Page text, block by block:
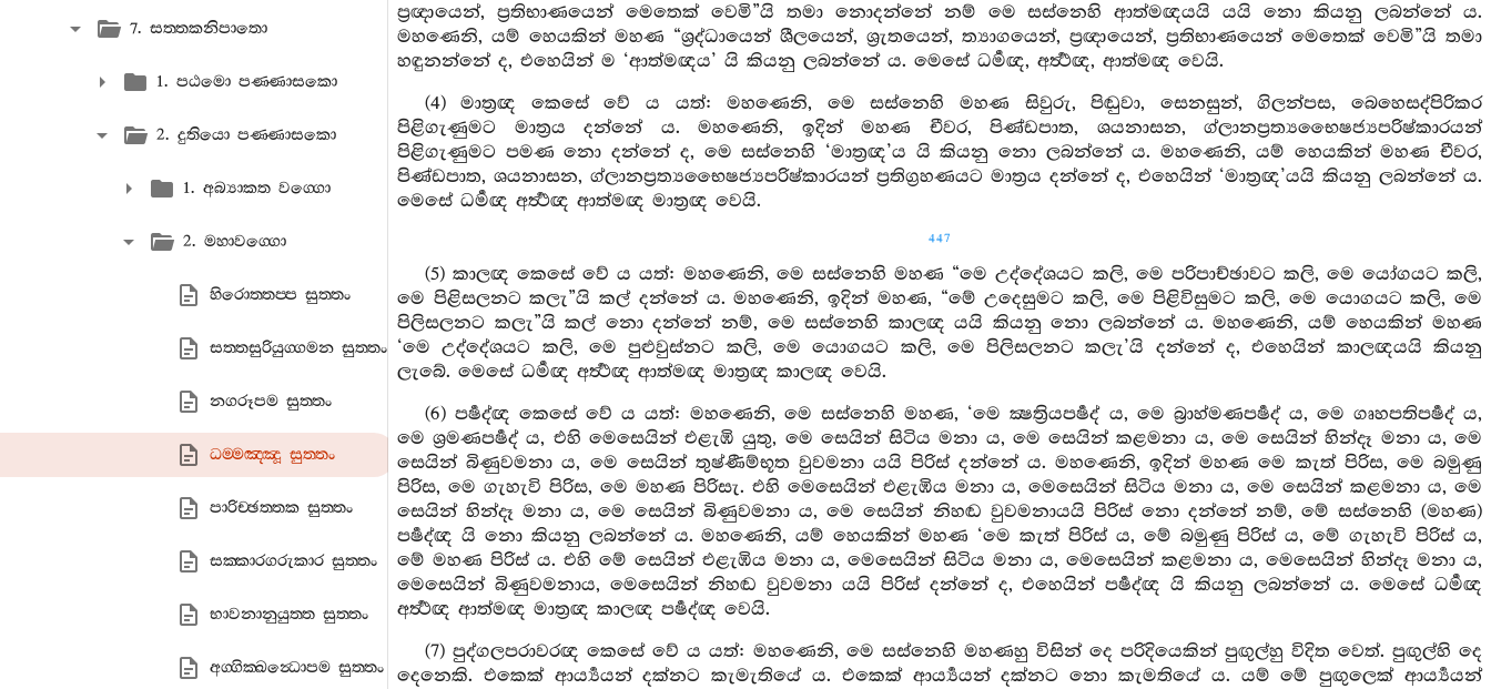
7. සත‍්තකනිපාතො
1. පඨමො පණ‍්ණාසකො
2. දුතියො පණ‍්ණාසකො
1. අබ්‍යාකත වග‍්ගො
2. මහාවග‍්ගො
හිරොත‍්තප‍්ප සුත‍්තං
සත‍්තසුරියුග‍්ගමන සුත‍්තං
නගරූපම සුත‍්තං
ධම‍්මඤ‍්ඤූ සුත‍්තං
පාරිච‍්ඡත‍්තක සුත‍්තං
සක‍්කාරගරුකාර සුත‍්තං
භාවනානුයුත‍්ත සුත‍්තං
අග‍්ගික‍්ඛන්‍ධොපම සුත‍්තං
ප්‍රඥායෙන්, ප්‍රතිභාණයෙන් මෙතෙක් වෙමි”යි තමා නොදන්නේ නම් මෙ සස්නෙහි ආත්මඥයයි යයි නො කියනු ලබන්නේ ය.
මහණෙනි, යම් හෙයකින් මහණ “ශ්‍රද්ධායෙන් ශීලයෙන්, ශ්‍රැතයෙන්, ත්‍යාගයෙන්, ප්‍රඥායෙන්, ප්‍රතිභාණයෙන් මෙතෙක් වෙමි”යි තමා
හඳුනන්නේ ද, එහෙයින් ම ‘ආත්මඥය’ යි කියනු ලබන්නේ ය. මෙසේ ධර්‍මඥ, අර්‍ත්‍ථඥ, ආත්මඥ වෙයි.
(4) මාත්‍රඥ කෙසේ වේ ය යත්: මහණෙනි, මෙ සස්නෙහි මහණ සිවුරු, පිඬුවා, සෙනසුන්, ගිලන්පස, බෙහෙසද්පිරිකර
පිළිගැණුමට මාත්‍රය දන්නේ ය. මහණෙනි, ඉදින් මහණ චීවර, පිණ්ඩපාත, ශයනාසන, ග්ලානප්‍රත්‍යභෛෂජ්‍යපරිෂ්කාරයන්
පිළිගැණුමට පමණ නො දන්නේ ද, මෙ සස්නෙහි ‘මාත්‍රඥ’ය යි කියනු නො ලබන්නේ ය. මහණෙනි, යම් හෙයකින් මහණ චීවර,
පිණ්ඩපාත, ශයනාසන, ග්ලානප්‍රත්‍යභෛෂජ්‍යපරිෂ්කාරයන් ප්‍රතිග්‍රහණයට මාත්‍රය දන්නේ ද, එහෙයින් ‘මාත්‍රඥ’යයි කියනු ලබන්නේ ය.
මෙසේ ධර්‍මඥ අර්‍ත්‍ථඥ ආත්මඥ මාත්‍රඥ වෙයි.
447
(5) කාලඥ කෙසේ වේ ය යත්: මහණෙනි, මෙ සස්නෙහි මහණ “මෙ උද්දේශයට කලි, මෙ පරිපාච්ඡාවට කලි, මෙ යෝගයට කලි,
මෙ පිළිසලනට කලැ”යි කල් දන්නේ ය. මහණෙනි, ඉදින් මහණ, “මේ උදෙසුමට කලි, මෙ පිළිවිසුමට කලි, මෙ යොගයට කලි, මෙ
පිලිසලනට කලැ”යි කල් නො දන්නේ නම්, මෙ සස්නෙහි කාලඥ යයි කියනු නො ලබන්නේ ය. මහණෙනි, යම් හෙයකින් මහණ
‘මෙ උද්දේශයට කලි, මෙ පුළුවුස්නට කලි, මෙ යොගයට කලි, මෙ පිලිසලනට කලැ’යි දන්නේ ද, එහෙයින් කාලඥයයි කියනු
ලැබේ. මෙසේ ධර්‍මඥ අර්‍ත්‍ථඥ ආත්මඥ මාත්‍රඥ කාලඥ වෙයි.
(6) පර්‍ෂද්ඥ කෙසේ වේ ය යත්: මහණෙනි, මෙ සස්නෙහි මහණ, ‘මෙ ක්‍ෂත්‍රියපර්‍ෂද් ය, මෙ බ්‍රාහ්මණපර්‍ෂද් ය, මෙ ගෘහපතිපර්‍ෂද් ය,
මෙ ශ්‍රමණපර්‍ෂද් ය, එහි මෙසෙයින් එළැඹි යුතු, මෙ සෙයින් සිටිය මනා ය, මෙ සෙයින් කළමනා ය, මෙ සෙයින් හින්දෑ මනා ය, මෙ
සෙයින් බිණුවමනා ය, මෙ සෙයින් තුෂ්ණීම්භූත වුවමනා යයි පිරිස් දන්නේ ය. මහණෙනි, ඉදින් මහණ මෙ කැත් පිරිස, මෙ බමුණු
පිරිස, මෙ ගැහැවි පිරිස, මෙ මහණ පිරිසැ. එහි මෙසෙයින් එළැඹිය මනා ය, මෙසෙයින් සිටිය මනා ය, මෙ සෙයින් කළමනා ය, මෙ
සෙයින් හින්දෑ මනා ය, මෙ සෙයින් බිණුවමනා ය, මෙ සෙයින් නිහඬ වුවමනායයි පිරිස් නො දන්නේ නම්, මේ සස්නෙහි (මහණ)
පර්‍ෂද්ඥ යි නො කියනු ලබන්නේ ය. මහණෙනි, යම් හෙයකින් මහණ ‘මෙ කැත් පිරිස් ය, මේ බමුණු පිරිස් ය, මේ ගැහැවි පිරිස් ය,
මේ මහණ පිරිස් ය. එහි මේ සෙයින් එළැඹිය මනා ය, මෙසෙයින් සිටිය මනා ය, මෙසෙයින් කළමනා ය, මෙසෙයින් හින්දෑ මනා ය,
මෙසෙයින් බිණුවමනාය, මෙසෙයින් නිහඬ වුවමනා යයි පිරිස් දන්නේ ද, එහෙයින් පර්‍ෂද්ඥ යි කියනු ලබන්නේ ය. මෙසේ ධර්‍මඥ
අර්‍ත්‍ථඥ ආත්මඥ මාත්‍රඥ කාලඥ පර්‍ෂද්ඥ වෙයි.
(7) පුද්ගලපරාවරඥ කෙසේ වේ ය යත්: මහණෙනි, මෙ සස්නෙහි මහණහු විසින් දෙ පරිදියෙකින් පුඟුල්හු විදිත වෙත්. පුඟුල්හි දෙ
දෙනෙකි. එකෙක් ආර්‍ය්‍යයන් දක්නට කැමැතියේ ය. එකෙක් ආර්‍ය්‍යයන් දක්නට නො කැමතියේ ය. යම් මේ පුඟුලෙක් ආර්‍ය්‍යයන්